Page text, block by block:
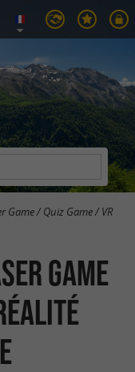
Game / Quiz Game / VR
Game